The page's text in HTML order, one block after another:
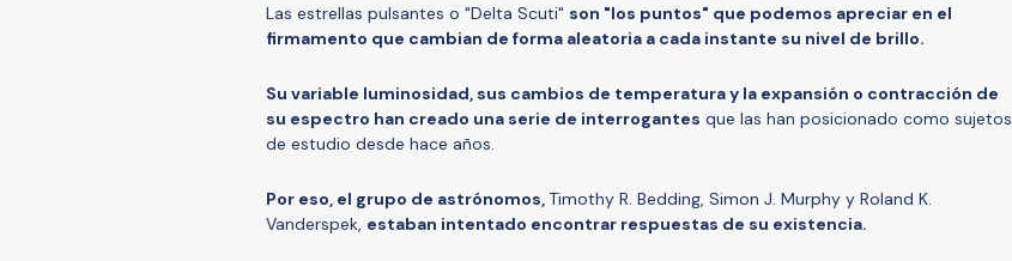
Las estrellas pulsantes o "Delta Scuti" son "los puntos" que podemos apreciar en el
firmamento que cambian de forma aleatoria a cada instante su nivel de brillo.
Su variable luminosidad, sus cambios de temperatura y la expansión o contracción de
su espectro han creado una serie de interrogantes que las han posicionado como sujetos
de estudio desde hace años.
Por eso, el grupo de astrónomos,Timothy R. Bedding, Simon J. Murphy y Roland K.
Vanderspek, estaban intentado encontrar respuestas de su existencia.